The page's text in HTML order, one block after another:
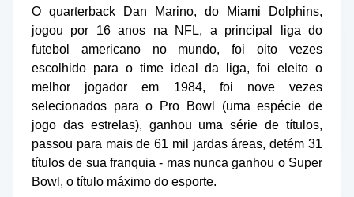
O quarterback Dan Marino, do Miami Dolphins,
jogou por 16 anos na NFL, a principal liga do
futebol americano no mundo, foi oito vezes
escolhido para o time ideal da liga, foi eleito o
melhor jogador em 1984, foi nove vezes
selecionados para o Pro Bowl (uma espécie de
jogo das estrelas), ganhou uma série de títulos,
passou para mais de 61 mil jardas áreas, detém 31
títulos de sua franquia - mas nunca ganhou o Super
Bowl, o título máximo do esporte.